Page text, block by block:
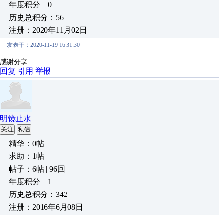
年度积分：0
历史总积分：56
注册：2020年11月02日
发表于：2020-11-19 16:31:30
感谢分享
回复 引用 举报
明镜止水
关注 私信
精华：0帖
求助：1帖
帖子：6帖 | 96回
年度积分：1
历史总积分：342
注册：2016年6月08日